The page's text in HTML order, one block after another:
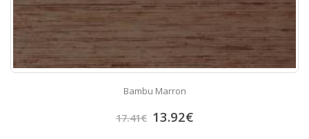
Bambu Marron
17.41€ 13.92€